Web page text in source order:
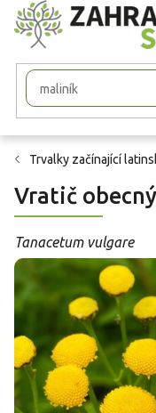
Přejít
na
obsah
Trvalky začínající
Vratič
Tanacetum vulgare